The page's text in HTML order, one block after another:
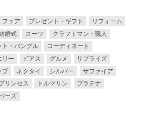
フェア プレゼント・ギフト
リフォーム
婚式 スーツ
クラフトマン・職人
ト・バングル
コーディネート
リー ピアス グルメ
サプライズ
プ ネクタイ シルバー
サファイア
リンセス トルマリン
プラチナ
ーズ